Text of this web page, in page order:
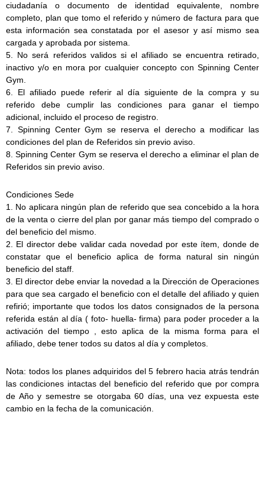
ciudadanía o documento de identidad equivalente, nombre
completo, plan que tomo el referido y número de factura para que
esta información sea constatada por el asesor y así mismo sea
cargada y aprobada por sistema.
5. No será referidos validos si el afiliado se encuentra retirado,
inactivo y/o en mora por cualquier concepto con Spinning Center
Gym.
6. El afiliado puede referir al día siguiente de la compra y su
referido debe cumplir las condiciones para ganar el tiempo
adicional, incluido el proceso de registro.
7. Spinning Center Gym se reserva el derecho a modificar las
condiciones del plan de Referidos sin previo aviso.
8. Spinning Center Gym se reserva el derecho a eliminar el plan de
Referidos sin previo aviso.
Condiciones Sede
1. No aplicara ningún plan de referido que sea concebido a la hora
de la venta o cierre del plan por ganar más tiempo del comprado o
del beneficio del mismo.
2. El director debe validar cada novedad por este ítem, donde de
constatar que el beneficio aplica de forma natural sin ningún
beneficio del staff.
3. El director debe enviar la novedad a la Dirección de Operaciones
para que sea cargado el beneficio con el detalle del afiliado y quien
refirió; importante que todos los datos consignados de la persona
referida están al día ( foto- huella- firma) para poder proceder a la
activación del tiempo , esto aplica de la misma forma para el
afiliado, debe tener todos su datos al día y completos.
Nota: todos los planes adquiridos del 5 febrero hacia atrás tendrán
las condiciones intactas del beneficio del referido que por compra
de Año y semestre se otorgaba 60 días, una vez expuesta este
cambio en la fecha de la comunicación.